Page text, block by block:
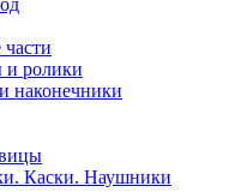
ролики
наконечники
Каски. Наушники